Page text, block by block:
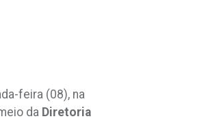
feira (08), na
da Diretoria